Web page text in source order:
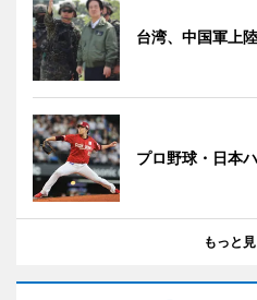
台湾、中国軍上
プロ野球・日本
もっと